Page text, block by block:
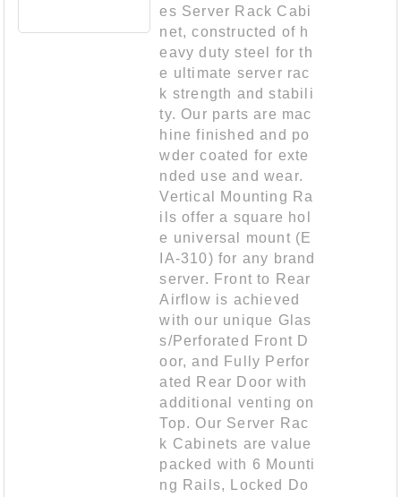
es Server Rack Cabi
net, constructed of h
eavy duty steel for th
e ultimate server rac
k strength and stabili
ty. Our parts are mac
hine finished and po
wder coated for exte
nded use and wear.
Vertical Mounting Ra
ils offer a square hol
e universal mount (E
IA-310) for any brand
server. Front to Rear
Airflow is achieved
with our unique Glas
s/Perforated Front D
oor, and Fully Perfor
ated Rear Door with
additional venting on
Top. Our Server Rac
k Cabinets are value
packed with 6 Mounti
ng Rails, Locked Do